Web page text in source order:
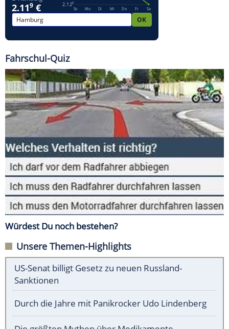
Fahrschul-Quiz
Würdest Du noch bestehen?
Unsere Themen-Highlights
US-Senat billigt Gesetz zu neuen Russland-
Sanktionen
Durch die Jahre mit Panikrocker Udo Lindenberg